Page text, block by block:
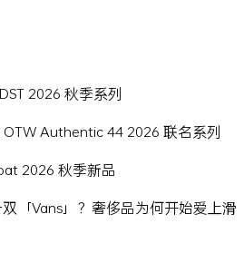
2026 秋季系列
OTW Authentic 44 2026 联名系列
2026 秋季新品
「Vans」？奢侈品为何开始爱上滑